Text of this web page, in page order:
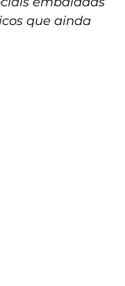
que ainda